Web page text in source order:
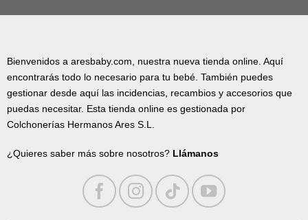
Bienvenidos a aresbaby.com, nuestra nueva tienda online. Aquí
encontrarás todo lo necesario para tu bebé. También puedes
gestionar desde aquí las incidencias, recambios y accesorios que
puedas necesitar. Esta tienda online es gestionada por
Colchonerías Hermanos Ares S.L.
¿Quieres saber más sobre nosotros? Llámanos